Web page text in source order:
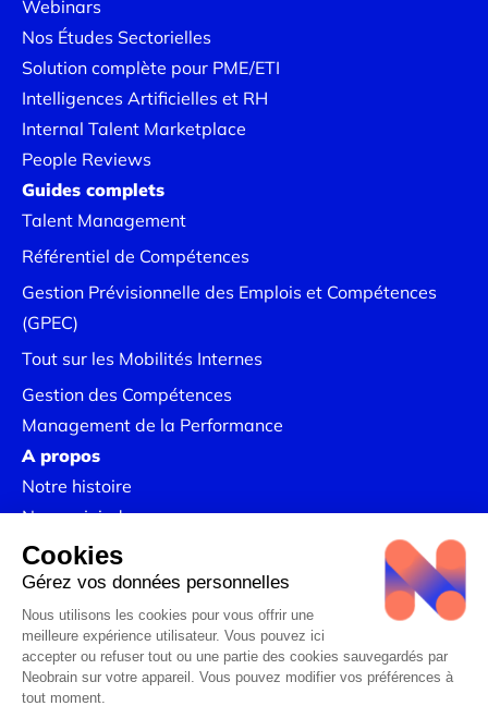
Webinars
Nos Études Sectorielles
Solution complète pour PME/ETI
Intelligences Artificielles et RH
Internal Talent Marketplace
People Reviews
Guides complets
Talent Management
Référentiel de Compétences
Gestion Prévisionnelle des Emplois et Compétences
(GPEC)
Tout sur les Mobilités Internes
Gestion des Compétences
Management de la Performance
A propos
Notre histoire
Nous rejoindre
Nos Success Stories
Mentions légales
Politique de Confidentialité
Linkedin
Politique RSE